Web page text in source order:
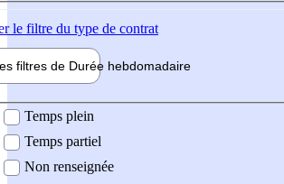
le filtre du type de contrat
filtres de Durée hebdomadaire
Temps plein
Temps partiel
Non renseignée